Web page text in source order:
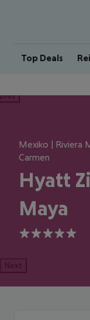
Top Deals
Mexiko | Riviera
Carmen
Hyatt
Maya
5
Next